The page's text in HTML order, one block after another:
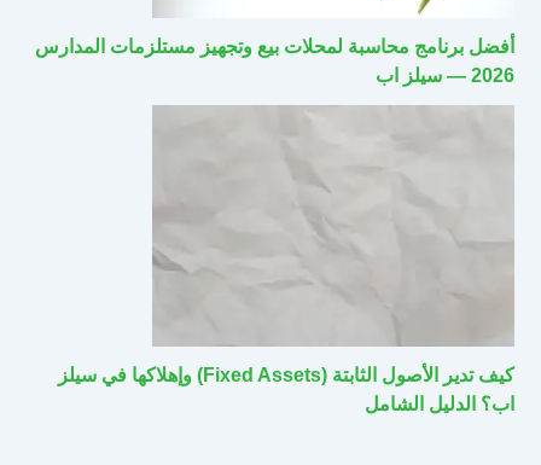
أفضل برنامج محاسبة لمحلات بيع وتجهيز مستلزمات المدارس
2026 — سيلز اب
كيف تدير الأصول الثابتة (Fixed Assets) وإهلاكها في سيلز
اب؟ الدليل الشامل